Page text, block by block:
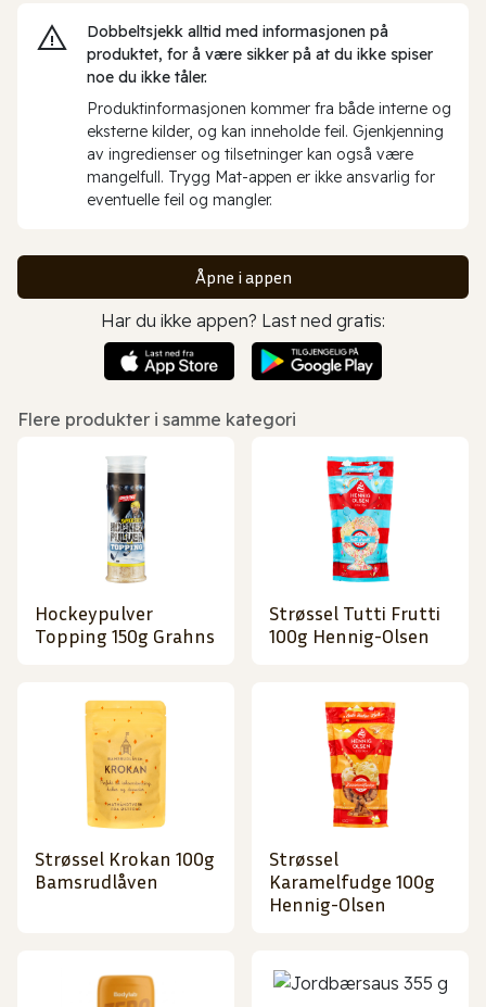
Dobbeltsjekk alltid med informasjonen på
produktet, for å være sikker på at du ikke spiser
noe du ikke tåler.
Produktinformasjonen kommer fra både interne og
eksterne kilder, og kan inneholde feil. Gjenkjenning
av ingredienser og tilsetninger kan også være
mangelfull. Trygg Mat-appen er ikke ansvarlig for
eventuelle feil og mangler.
Åpne i appen
Har du ikke appen? Last ned gratis:
Flere produkter i samme kategori
Hockeypulver
Topping 150g Grahns
Strøssel Tutti Frutti
100g Hennig-Olsen
Strøssel Krokan 100g
Bamsrudlåven
Strøssel
Karamelfudge 100g
Hennig-Olsen